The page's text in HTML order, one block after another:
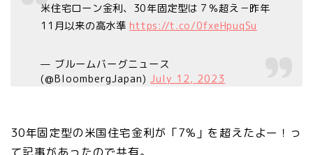
米住宅ローン金利、30年固定型は７％超え－昨年
11月以来の高水準 https://t.co/0fxeHpuqSu
— ブルームバーグニュース
(@BloombergJapan)July 12, 2023
30年固定型の米国住宅金利が「7%」を超えたよー！っ